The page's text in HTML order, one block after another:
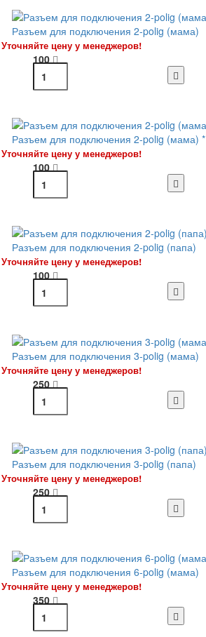
Разъем для подключения 2-polig (мама)
Уточняйте цену у менеджеров!
100
Разъем для подключения 2-polig (мама) *
Уточняйте цену у менеджеров!
100
Разъем для подключения 2-polig (папа)
Уточняйте цену у менеджеров!
100
Разъем для подключения 3-polig (мама)
Уточняйте цену у менеджеров!
250
Разъем для подключения 3-polig (папа)
Уточняйте цену у менеджеров!
250
Разъем для подключения 6-polig (мама)
Уточняйте цену у менеджеров!
350